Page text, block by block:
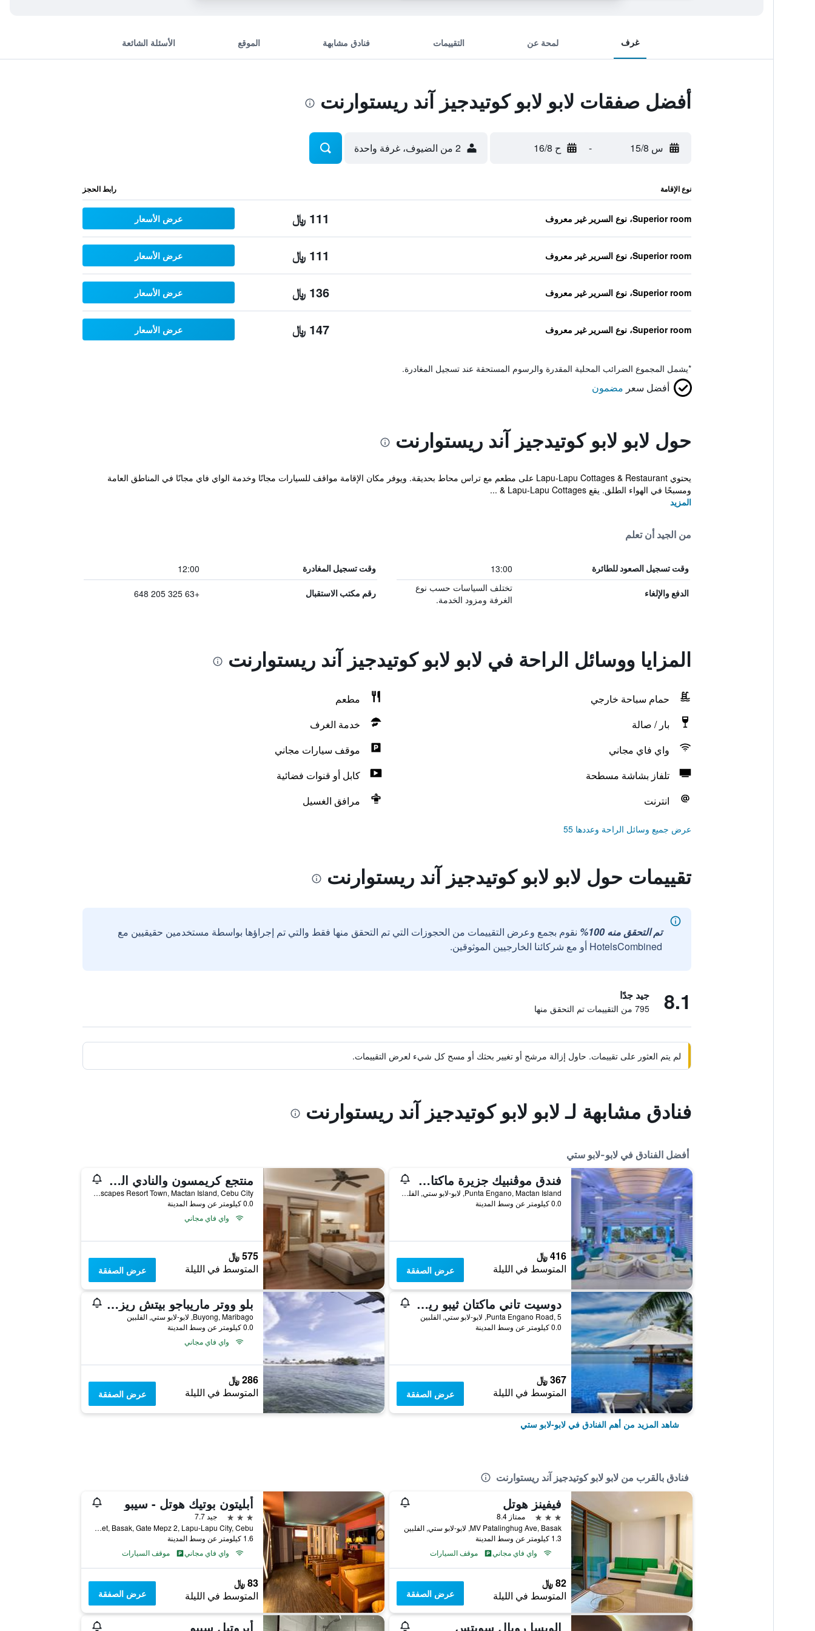
غرف لمحة عن التقييمات فنادق مشابهة الموقع الأسئلة الشائعة
أفضل صفقات لابو لابو كوتيدجيز آند ريستوارنت
س 15/8 - ح 16/8 2 من الضيوف، غرفة واحدة
نوع الإقامة رابط الحجز
Superior room، نوع السرير غير معروف 111 ﷼ عرض الأسعار
Superior room، نوع السرير غير معروف 111 ﷼ عرض الأسعار
Superior room، نوع السرير غير معروف 136 ﷼ عرض الأسعار
Superior room، نوع السرير غير معروف 147 ﷼ عرض الأسعار
*يشمل المجموع الضرائب المحلية المقدرة والرسوم المستحقة عند تسجيل المغادرة.
أفضل سعر مضمون
حول لابو لابو كوتيدجيز آند ريستوارنت
يحتوي Lapu-Lapu Cottages & Restaurant على مطعم مع تراس محاط بحديقة. ويوفر مكان الإقامة مواقف للسيارات مجانًا وخدمة الواي فاي مجانًا في المناطق العامة
ومسبحًا في الهواء الطلق. يقع Lapu-Lapu Cottages & ...
المزيد
من الجيد أن تعلم
وقت تسجيل الصعود للطائرة 13:00 وقت تسجيل المغادرة 12:00
الدفع والإلغاء
تختلف السياسات حسب نوع
الغرفة ومزود الخدمة.
رقم مكتب الاستقبال +63 325 205 648
المزايا ووسائل الراحة في لابو لابو كوتيدجيز آند ريستوارنت
حمام سباحة خارجي
مطعم
بار / صالة
خدمة الغرف
واي فاي مجاني
موقف سيارات مجاني
تلفاز بشاشة مسطحة
كابل أو قنوات فضائية
انترنت
مرافق الغسيل
عرض جميع وسائل الراحة وعددها 55
تقييمات حول لابو لابو كوتيدجيز آند ريستوارنت
تم التحقق منه 100%
نقوم بجمع وعرض التقييمات من الحجوزات التي تم التحقق منها فقط والتي تم إجراؤها بواسطة مستخدمين حقيقيين مع
HotelsCombined أو مع شركائنا الخارجيين الموثوقين.
8.1 جيد جدًا
795 من التقييمات تم التحقق منها
لم يتم العثور على تقييمات. حاول إزالة مرشح أو تغيير بحثك أو مسح كل شيء لعرض التقييمات.
فنادق مشابهة لـ لابو لابو كوتيدجيز آند ريستوارنت
أفضل الفنادق في لابو-لابو ستي
فندق موڤنبيك جزيرة ماكتان - سيبو
Punta Engano, Mactan Island, لابو-لابو ستي, الفلبين
0.0 كيلومتر عن وسط المدينة
416 ﷼
المتوسط في الليلة عرض الصفقة
منتجع كريمسون والنادي الصحي ماكتان
Seascapes Resort Town, Mactan Island, Cebu City, لابو-لابو ستي, الفلبين
0.0 كيلومتر عن وسط المدينة
واي فاي مجاني
575 ﷼
المتوسط في الليلة عرض الصفقة
دوسيت تاني ماكتان ثيبو ريزورت
Punta Engano Road, 5, لابو-لابو ستي, الفلبين
0.0 كيلومتر عن وسط المدينة
367 ﷼
المتوسط في الليلة عرض الصفقة
بلو ووتر ماريباجو بيتش ريزورت
Buyong, Maribago, لابو-لابو ستي, الفلبين
0.0 كيلومتر عن وسط المدينة
واي فاي مجاني
286 ﷼
المتوسط في الليلة عرض الصفقة
شاهد المزيد من أهم الفنادق في لابو-لابو ستي
فنادق بالقرب من لابو لابو كوتيدجيز آند ريستوارنت
فيفينز هوتل
3 نجوم
ممتاز 8.4
MV Patalinghug Ave, Basak, لابو-لابو ستي, الفلبين
1.3 كيلومتر عن وسط المدينة
واي فاي مجاني
موقف السيارات
82 ﷼
المتوسط في الليلة عرض الصفقة
أبليتون بوتيك هوتل - سيبو
3 نجوم
جيد 7.7
M. Patalinghug Street, Basak, Gate Mepz 2, Lapu-Lapu City, Cebu, لابو-لابو ستي, الفلبين
1.6 كيلومتر عن وسط المدينة
واي فاي مجاني
موقف السيارات
83 ﷼
المتوسط في الليلة عرض الصفقة
إلويسا رويال سويتس أيروتيل سيبو